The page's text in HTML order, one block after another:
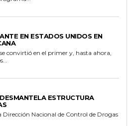
EN ESTADOS UNIDOS EN
convirtió en el primer y, hasta ahora,
ESTRUCTURA
Dirección Nacional de Control de Drogas